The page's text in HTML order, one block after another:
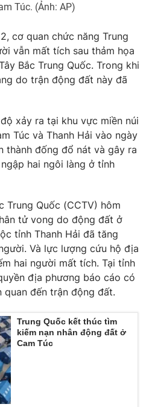
Vươn mình bằng AI
English
hình Việt Nam
báo điện tử số 483/GP-BTTTT
Mỹ Hạnh, Phạm Quốc Thắng,
- 024.38 355 932
Túc. (Ảnh: AP)
cơ quan chức năng Trung
vẫn mất tích sau thảm họa
Bắc Trung Quốc. Trong khi
do trận động đất này đã
xảy ra tại khu vực miền núi
Túc và Thanh Hải vào ngày
thành đống đổ nát và gây ra
hai ngôi làng ở tỉnh
Trung Quốc (CCTV) hôm
tử vong do động đất ở
tỉnh Thanh Hải đã tăng
Và lực lượng cứu hộ địa
hai người mất tích. Tại tỉnh
địa phương báo cáo có
quan đến trận động đất.
Trung Quốc kết thúc tìm
kiếm nạn nhân động đất ở
Cam Túc